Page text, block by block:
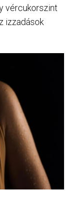
vércukorszint
izzadások